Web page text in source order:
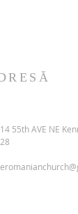
55th AVE NE